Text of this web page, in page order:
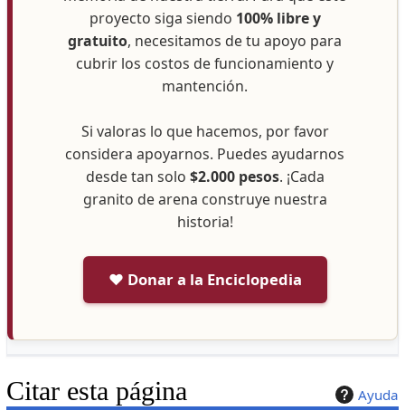
proyecto siga siendo 100% libre y
gratuito, necesitamos de tu apoyo para
cubrir los costos de funcionamiento y
mantención.
Si valoras lo que hacemos, por favor
considera apoyarnos. Puedes ayudarnos
desde tan solo $2.000 pesos. ¡Cada
granito de arena construye nuestra
historia!
❤️ Donar a la Enciclopedia
Ayuda
Citar esta página